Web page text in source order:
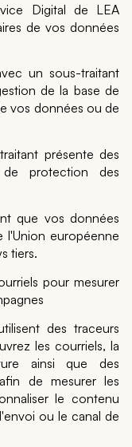
Digital de LEA
de vos données
un sous-traitant
de la base de
vos données ou de
présente des
de protection des
que vos données
l'Union européenne
tiers.
pour mesurer
des traceurs
les courriels, la
ainsi que des
de mesurer les
le contenu
ou le canal de